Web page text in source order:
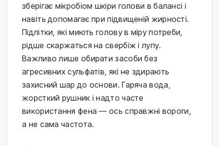
зберігає мікробіом шкіри голови в балансі і
навіть допомагає при підвищеній жирності.
Підлітки, які миють голову в міру потреби,
рідше скаржаться на свербіж і лупу.
Важливо лише обирати засоби без
агресивних сульфатів, які не здирають
захисний шар до основи. Гаряча вода,
жорсткий рушник і надто часте
використання фена — ось справжні вороги,
а не сама частота.